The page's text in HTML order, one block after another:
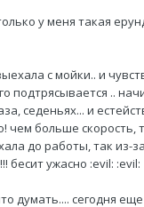
у меня такая
с мойки.. и
подтрясывается ..
седеньях... и
чем больше скорость,
до работы, так из-
бесит ужасно :evil: :evil:
думать.... сегодня